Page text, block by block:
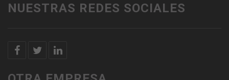
NUESTRAS REDES SOCIALES